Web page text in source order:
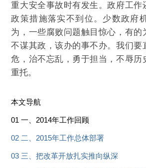
重大安全事故时有发生。政府工作
政策措施落实不到位。少数政府
为，一些腐败问题触目惊心，有的
不谋其政，该办的事不办。我们要
危，治不忘乱，勇于担当，不辱历
重托。
本文导航
01 一、2014年工作回顾
02 二、2015年工作总体部署
03 三、把改革开放扎实推向纵深